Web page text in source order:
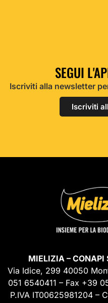
SEGUI
Iscriviti alla newsletter
Iscriviti
MIELIZIA – CONAPI
Via Idice, 299 40050
051 6540411 – Fax +39
P.IVA IT00625981204 –